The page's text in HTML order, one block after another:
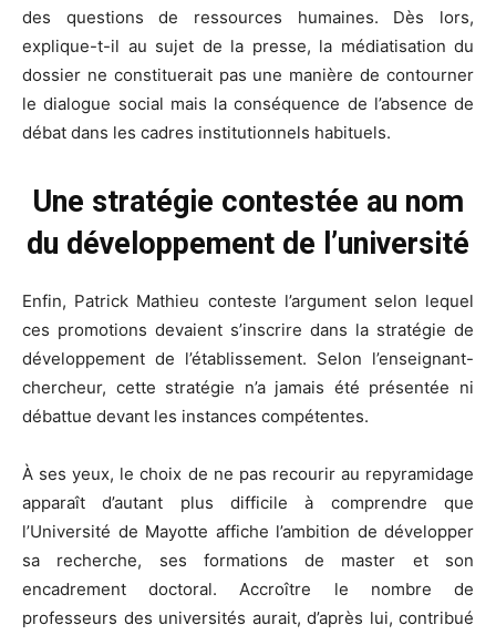
des questions de ressources humaines. Dès lors,
explique-t-il au sujet de la presse, la médiatisation du
dossier ne constituerait pas une manière de contourner
le dialogue social mais la conséquence de l’absence de
débat dans les cadres institutionnels habituels.
Une stratégie contestée au nom
du développement de l’université
Enfin, Patrick Mathieu conteste l’argument selon lequel
ces promotions devaient s’inscrire dans la stratégie de
développement de l’établissement. Selon l’enseignant-
chercheur, cette stratégie n’a jamais été présentée ni
débattue devant les instances compétentes.
À ses yeux, le choix de ne pas recourir au repyramidage
apparaît d’autant plus difficile à comprendre que
l’Université de Mayotte affiche l’ambition de développer
sa recherche, ses formations de master et son
encadrement doctoral. Accroître le nombre de
professeurs des universités aurait, d’après lui, contribué